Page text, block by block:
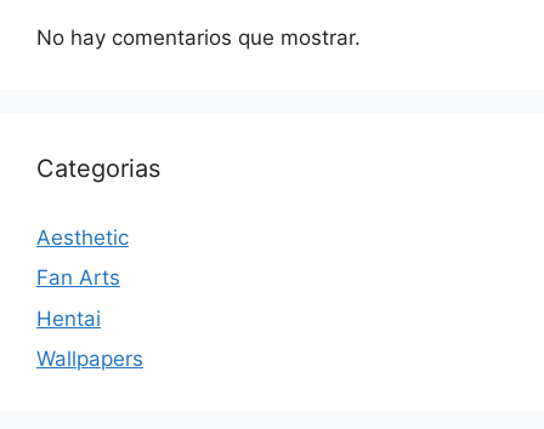
No hay comentarios que mostrar.
Categorias
Aesthetic
Fan Arts
Hentai
Wallpapers